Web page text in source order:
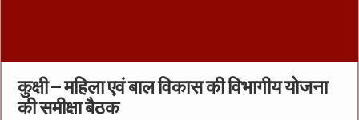
कुक्षी – महिला एवं बाल विकास की विभागीय योजना
की समीक्षा बैठक